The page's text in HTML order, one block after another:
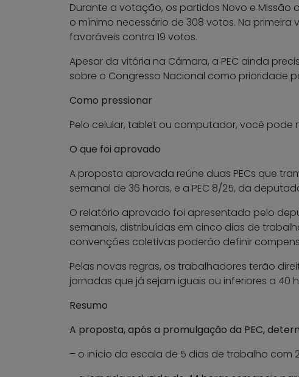
Durante a votação, os partidos Novo e
o mínimo necessário de 308 votos. Na
favoráveis contra 19 votos.
Apesar da vitória na Câmara, a PEC ainda
sobre o Congresso Nacional como prioridade
Como pressionar
Pelo celular, tablet ou computador, você pode
O que foi aprovado
A proposta aprovada reúne duas PECs que
semanal de 36 horas, e a PEC 8/25, da
O relatório aprovado foi apresentado pelo
semanais, distribuídas em cinco dias de
convenções coletivas poderão definir
Pelas novas regras, os trabalhadores terão
jornadas que já sejam iguais ou inferiores a 40
Resumo
A proposta, após a promulgação da PEC,
– o início da escala de 5 dias de trabalho com